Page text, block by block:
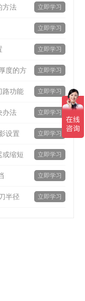
方法 立即学习
立即学习
立即学习
度的方 立即学习
路功能 立即学习
办法 立即学习
设置 立即学习
或缩短 立即学习
立即学习
半径 立即学习